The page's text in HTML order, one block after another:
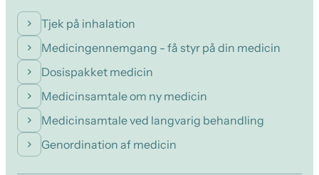
Tjek på inhalation
Medicingennemgang - få styr på din medicin
Dosispakket medicin
Medicinsamtale om ny medicin
Medicinsamtale ved langvarig behandling
Genordination af medicin